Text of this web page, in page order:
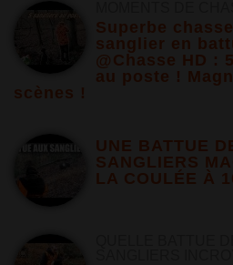
Superbe
sanglier en
@Chasse HD :
au poste !
scènes !
UNE BATTUE
SANGLIERS
LA COULÉE À